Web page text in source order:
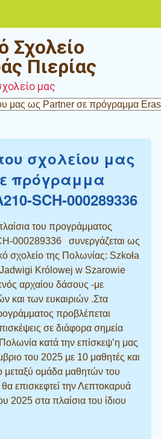
Σχολείο
Πιερίας
μας
σχολείου μας
πρόγραμμα
SCH-000289336
του προγράμματος
000289336 συνεργάζεται ως
σχολείο της Πολωνίας: Szkoła
Królowej w Szarowie
αρχαίου δάσους -με
και των ευκαιριών .Στα
προβλέπεται
σε διάφορα σημεία
κατά την επίσκεψ’η μας
του 2025 με 10 μαθητές και
μεταξύ ομάδα μαθητών του
επισκεφτεί την Λεπτοκαρυά
2025 στα πλαίσια του ίδιου